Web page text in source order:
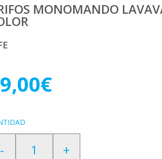
MONOMANDO
- +